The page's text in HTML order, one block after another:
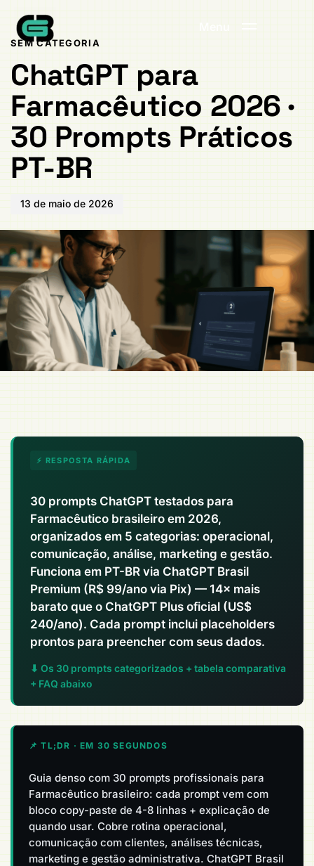
Menu
EM:
SEM CATEGORIA
ChatGPT para
Farmacêutico 2026 ·
30 Prompts Práticos
PT-BR
em:
13 de maio de 2026
⚡ RESPOSTA RÁPIDA
30 prompts ChatGPT testados para
Farmacêutico brasileiro em 2026,
organizados em 5 categorias: operacional,
comunicação, análise, marketing e gestão.
Funciona em PT-BR via ChatGPT Brasil
Premium (R$ 99/ano via Pix) — 14× mais
barato que o ChatGPT Plus oficial (US$
240/ano). Cada prompt inclui placeholders
prontos para preencher com seus dados.
⬇ Os 30 prompts categorizados + tabela comparativa
+ FAQ abaixo
📌 TL;DR · EM 30 SEGUNDOS
Guia denso com 30 prompts profissionais para
Farmacêutico brasileiro: cada prompt vem com
bloco copy-paste de 4-8 linhas + explicação de
quando usar. Cobre rotina operacional,
comunicação com clientes, análises técnicas,
marketing e gestão administrativa. ChatGPT Brasil